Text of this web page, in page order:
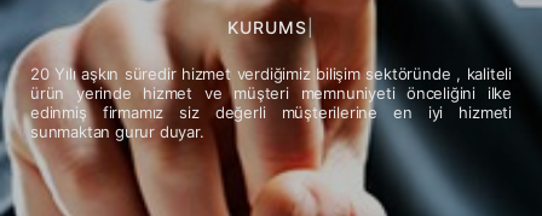
E - T|
20 Yılı aşkın süredir hizmet verdiğimiz bilişim sektöründe , kaliteli
ürün yerinde hizmet ve müşteri memnuniyeti önceliğini ilke
edinmiş firmamız siz değerli müşterilerine en iyi hizmeti
sunmaktan gurur duyar.